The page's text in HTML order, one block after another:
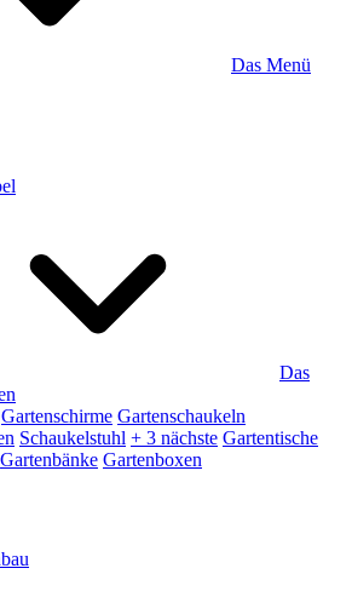
Das Menü
Das
Gartenschirme Gartenschaukeln
Schaukelstuhl + 3 nächste Gartentische
Gartenbänke Gartenboxen